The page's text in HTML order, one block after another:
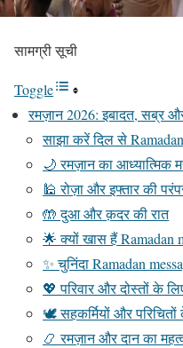
सामग्री सूची
Toggle
रमज़ान 2026: इबादत, सब्र
साझा करें दिल से
🌙 रमज़ान का आध्यात्मिक
🕌 रोज़ा और इफ्तार की
🤲 दुआ और क़दर की रात
🌟 क्यों खास हैं Ramadan
✨ चुनिंदा Ramadan
💖 परिवार और दोस्तों के
🕊️ सहकर्मियों और
📿 रमज़ान और दान का